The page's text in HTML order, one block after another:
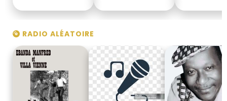
RADIO ALÉATOIRE